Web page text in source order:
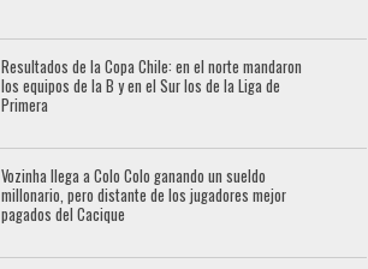
Resultados de la Copa Chile: en el norte mandaron
los equipos de la B y en el Sur los de la Liga de
Primera
Vozinha llega a Colo Colo ganando un sueldo
millonario, pero distante de los jugadores mejor
pagados del Cacique